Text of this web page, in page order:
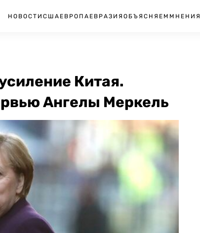
НОВОСТИ США ЕВРОПА ЕВРАЗИЯ ОБЪЯСНЯЕМ МНЕНИЯ
Китая.
Ангелы Меркель